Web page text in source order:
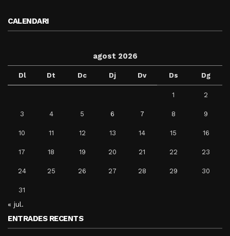
CALENDARI
agost 2026
Dl Dt Dc Dj Dv Ds Dg
1 2
3 4 5 6 7 8 9
10 11 12 13 14 15 16
17 18 19 20 21 22 23
24 25 26 27 28 29 30
31
« jul.
ENTRADES RECENTS